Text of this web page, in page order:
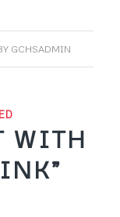
GCHSADMIN
WITH